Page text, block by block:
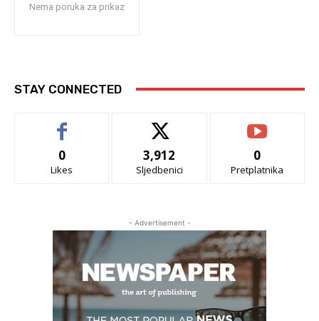
Nema poruka za prikaz
STAY CONNECTED
0
Likes
3,912
Sljedbenici
0
Pretplatnika
- Advertisement -